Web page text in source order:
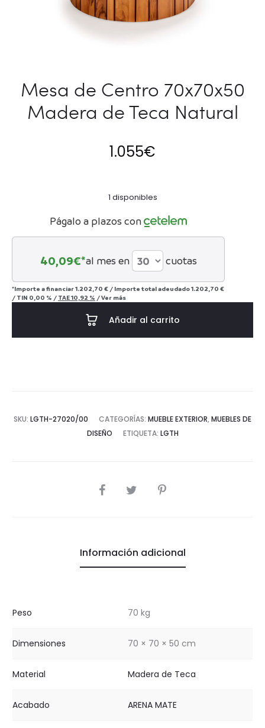
Mesa de Centro 70x70x50
Madera de Teca Natural
1.055€
1 disponibles
Págalo a plazos con
40,09€*al mes en cuotas
*Importe a financiar1.202,70 € / Importe total adeudado1.202,70 €
/ TIN 0,00 % / TAE10,92 % /Ver más
Añadir al carrito
SKU: LGTH-27020/00 CATEGORÍAS: MUEBLE EXTERIOR, MUEBLES DE
DISEÑO
ETIQUETA: LGTH
COMPARTIR
Información adicional
Peso 70 kg
Dimensiones 70 × 70 × 50 cm
Material Madera de Teca
Acabado ARENA MATE